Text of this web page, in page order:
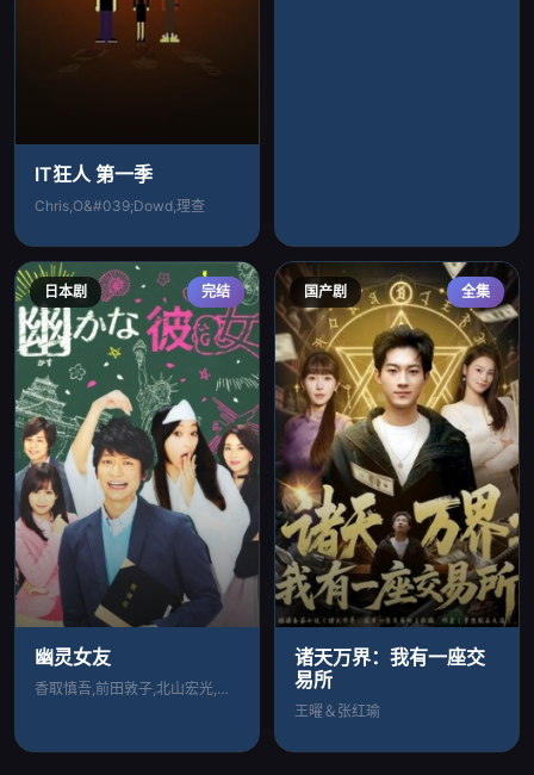
IT狂人 第一季
Chris,O&#039;Dowd,理查
日本剧 完结
幽灵女友
香取慎吾,前田敦子,北山宏光,滨田麻里,
国产剧 全集
诸天万界：我有一座交
易所
王曜＆张红瑜